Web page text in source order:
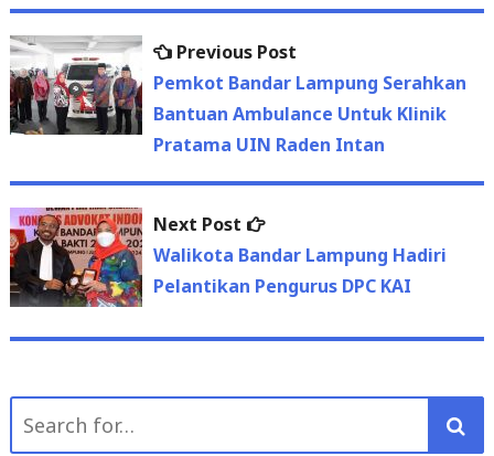
Post
navigation
Previous Post
post:
Pemkot Bandar Lampung Serahkan
Bantuan Ambulance Untuk Klinik
Pratama UIN Raden Intan
Next Post
Next
post:
Walikota Bandar Lampung Hadiri
Pelantikan Pengurus DPC KAI
Search